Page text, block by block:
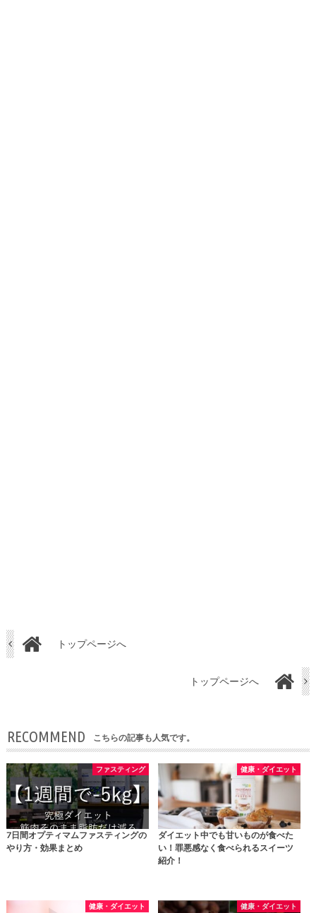
トップページへ
トップページへ
RECOMMEND こちらの記事も人気です。
ファスティング
7日間オプティマムファスティングの
やり方・効果まとめ
健康・ダイエット
ダイエット中でも甘いものが食べた
い！罪悪感なく食べられるスイーツ
紹介！
健康・ダイエット 健康・ダイエット